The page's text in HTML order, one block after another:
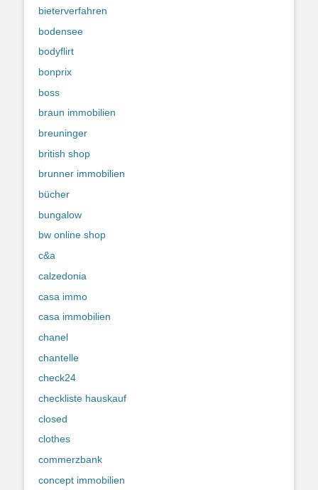
bieterverfahren
bodensee
bodyflirt
bonprix
boss
braun immobilien
breuninger
british shop
brunner immobilien
bücher
bungalow
bw online shop
c&a
calzedonia
casa immo
casa immobilien
chanel
chantelle
check24
checkliste hauskauf
closed
clothes
commerzbank
concept immobilien